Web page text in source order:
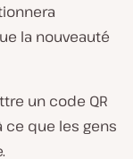
la nouveauté
un code QR
que les gens